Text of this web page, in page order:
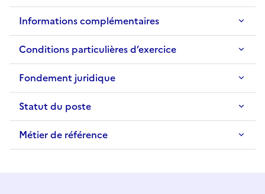
Informations complémentaires
Conditions particulières d’exercice
Fondement juridique
Statut du poste
Métier de référence